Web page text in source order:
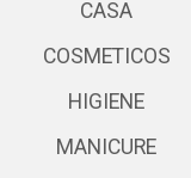
CASA
COSMETICOS
HIGIENE
MANICURE